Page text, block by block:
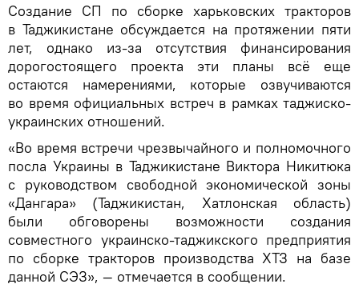
Создание СП по сборке харьковских тракторов
в Таджикистане обсуждается на протяжении пяти
лет, однако из-за отсутствия финансирования
дорогостоящего проекта эти планы всё еще
остаются намерениями, которые озвучиваются
во время официальных встреч в рамках таджиско-
украинских отношений.
«Во время встречи чрезвычайного и полномочного
посла Украины в Таджикистане Виктора Никитюка
с руководством свободной экономической зоны
«Дангара» (Таджикистан, Хатлонская область)
были обговорены возможности создания
совместного украинско-таджикского предприятия
по сборке тракторов производства ХТЗ на базе
данной СЭЗ», — отмечается в сообщении.